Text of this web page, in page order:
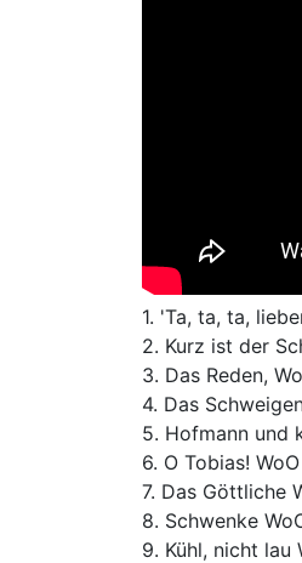
1. 'Ta, ta, ta,
2. Kurz ist der
3. Das Reden,
4. Das
5. Hofmann und
6. O Tobias!
7. Das Göttliche
8. Schwenke
9. Kühl, nicht lau